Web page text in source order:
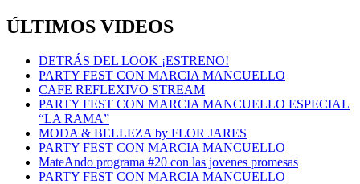
ÚLTIMOS VIDEOS
DETRÁS DEL LOOK ¡ESTRENO!
PARTY FEST CON MARCIA MANCUELLO
CAFE REFLEXIVO STREAM
PARTY FEST CON MARCIA MANCUELLO ESPECIAL
“LA RAMA”
MODA & BELLEZA by FLOR JARES
PARTY FEST CON MARCIA MANCUELLO
MateAndo programa #20 con las jovenes promesas
PARTY FEST CON MARCIA MANCUELLO